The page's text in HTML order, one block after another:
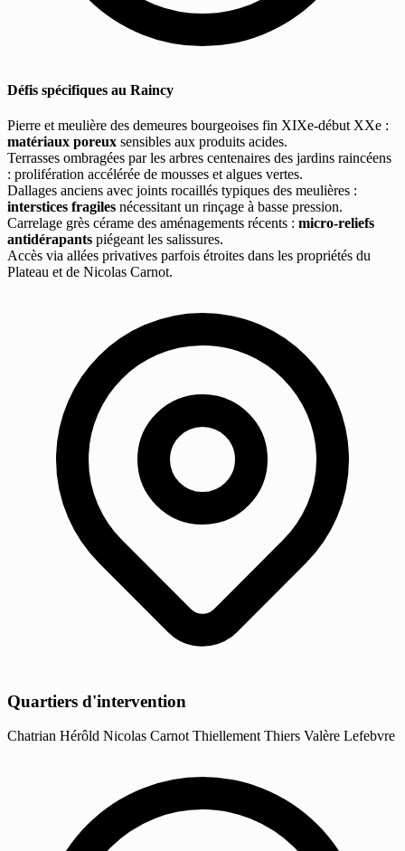
Défis spécifiques au Raincy
Pierre et meulière des demeures bourgeoises fin XIXe-début XXe :
matériaux poreux sensibles aux produits acides.
Terrasses ombragées par les arbres centenaires des jardins raincéens
: prolifération accélérée de mousses et algues vertes.
Dallages anciens avec joints rocaillés typiques des meulières :
interstices fragiles nécessitant un rinçage à basse pression.
Carrelage grès cérame des aménagements récents : micro-reliefs
antidérapants piégeant les salissures.
Accès via allées privatives parfois étroites dans les propriétés du
Plateau et de Nicolas Carnot.
Quartiers d'intervention
Chatrian Hérôld Nicolas Carnot Thiellement Thiers Valère Lefebvre